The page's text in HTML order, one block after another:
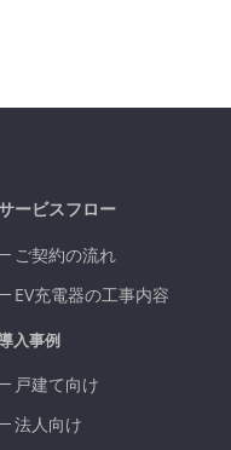
ービスフロー
ご契約の流れ
EV充電器の工事内容
入事例
戸建て向け
法人向け